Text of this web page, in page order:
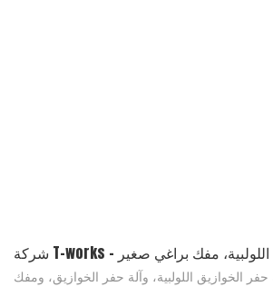
شركة T-works - آلة حفر الخوازيق اللولبية، مفك براغي صغير
KlU20-600، جهاز حفر الخوازيق
الخوازيق اللولبية، وآلة حفر الخوازيق، ومفك